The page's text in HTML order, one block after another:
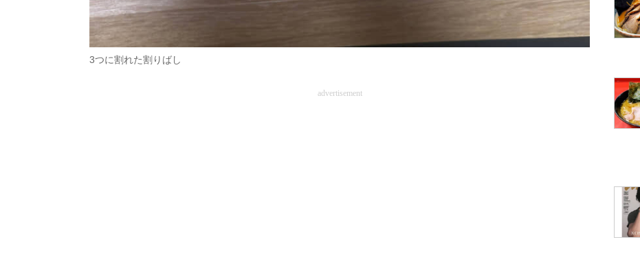
3つに割れた割りばし
advertisement